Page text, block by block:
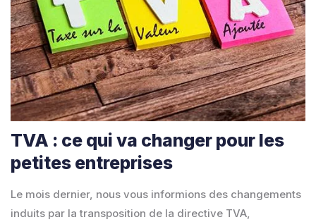
TVA : ce qui va changer pour les
petites entreprises
Le mois dernier, nous vous informions des changements
induits par la transposition de la directive TVA,